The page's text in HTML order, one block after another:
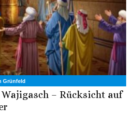
Grünfeld
– Rücksicht auf